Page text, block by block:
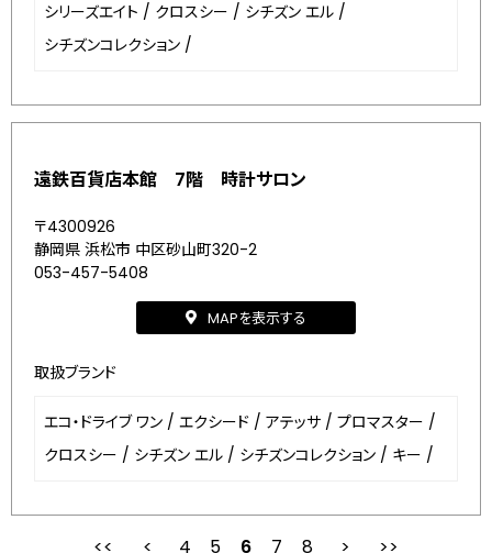
シリーズエイト / クロスシー / シチズン エル /
シチズンコレクション /
遠鉄百貨店本館 7階 時計サロン
〒4300926
静岡県 浜松市 中区砂山町320-2
053-457-5408
MAPを表示する
取扱ブランド
エコ・ドライブ ワン / エクシード / アテッサ / プロマスター /
クロスシー / シチズン エル / シチズンコレクション / キー /
最初 前
4 5 6 7 8